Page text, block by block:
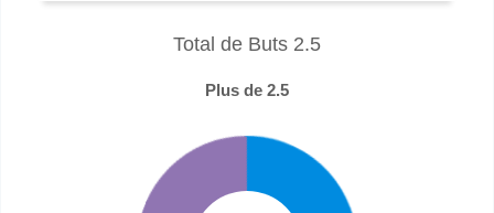
Total de Buts 2.5
Plus de 2.5